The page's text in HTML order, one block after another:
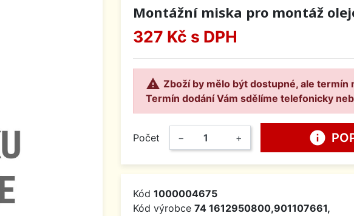
Montážní miska pro montáž
327 Kč s DPH
 Zboží by mělo být dostupné, ale termín
Termín dodání Vám sdělíme telefonicky
Počet − + info
Kód 1000004675
Kód výrobce 74 1612950800,901107661,